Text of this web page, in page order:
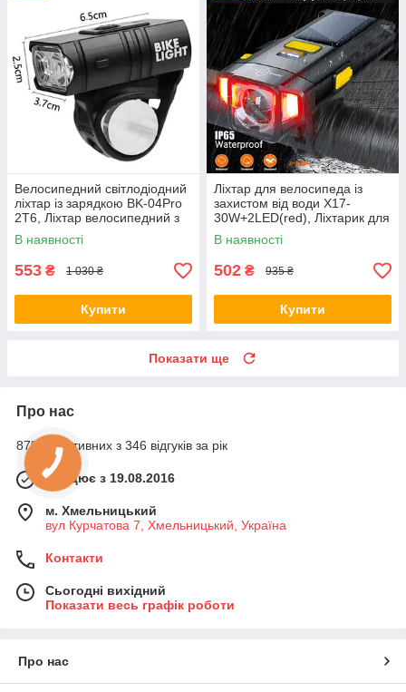
Велосипедний світлодіодний
ліхтар із зарядкою BK-04Pro
2T6, Ліхтар велосипедний з
акумулятором XI-90
В наявності
553 ₴ 1 030 ₴
Купити
Ліхтар для велосипеда із
захистом від води X17-
30W+2LED(red), Ліхтарик для
велосипеда DF-56
В наявності
502 ₴ 935 ₴
Купити
Показати ще
Про нас
87% позитивних з 346 відгуків за рік
Працює з 19.08.2016
м. Хмельницький
вул Курчатова 7, Хмельницький, Україна
Контакти
Сьогодні вихідний
Показати весь графік роботи
Про нас